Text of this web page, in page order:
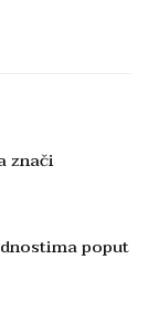
znači
poput